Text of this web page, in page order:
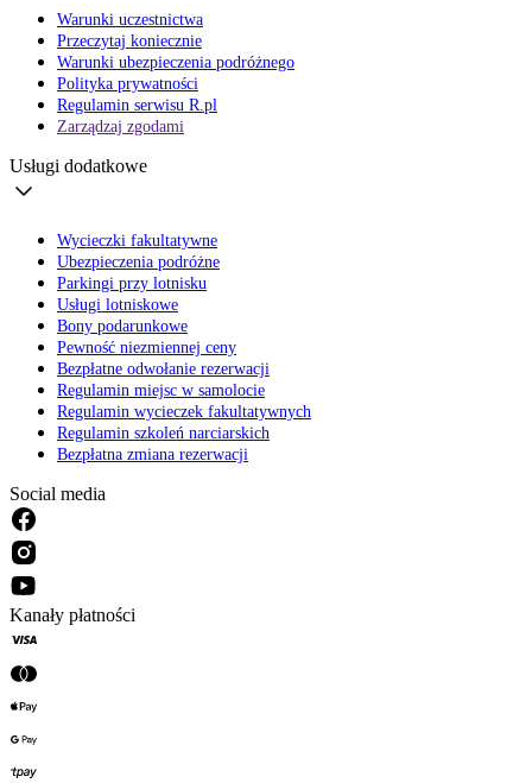
Warunki uczestnictwa
Przeczytaj koniecznie
Warunki ubezpieczenia podróżnego
Polityka prywatności
Regulamin serwisu R.pl
Zarządzaj zgodami
Usługi dodatkowe
Wycieczki fakultatywne
Ubezpieczenia podróżne
Parkingi przy lotnisku
Usługi lotniskowe
Bony podarunkowe
Pewność niezmiennej ceny
Bezpłatne odwołanie rezerwacji
Regulamin miejsc w samolocie
Regulamin wycieczek fakultatywnych
Regulamin szkoleń narciarskich
Bezpłatna zmiana rezerwacji
Social media
Kanały płatności